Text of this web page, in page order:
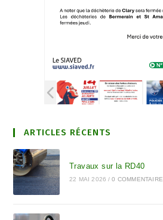
ARTICLES RÉCENTS
Travaux sur la RD40
22 MAI 2026 / 0 COMMENTAIRE